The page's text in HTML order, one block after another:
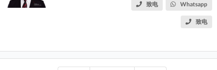
致电 Whatsapp
致电